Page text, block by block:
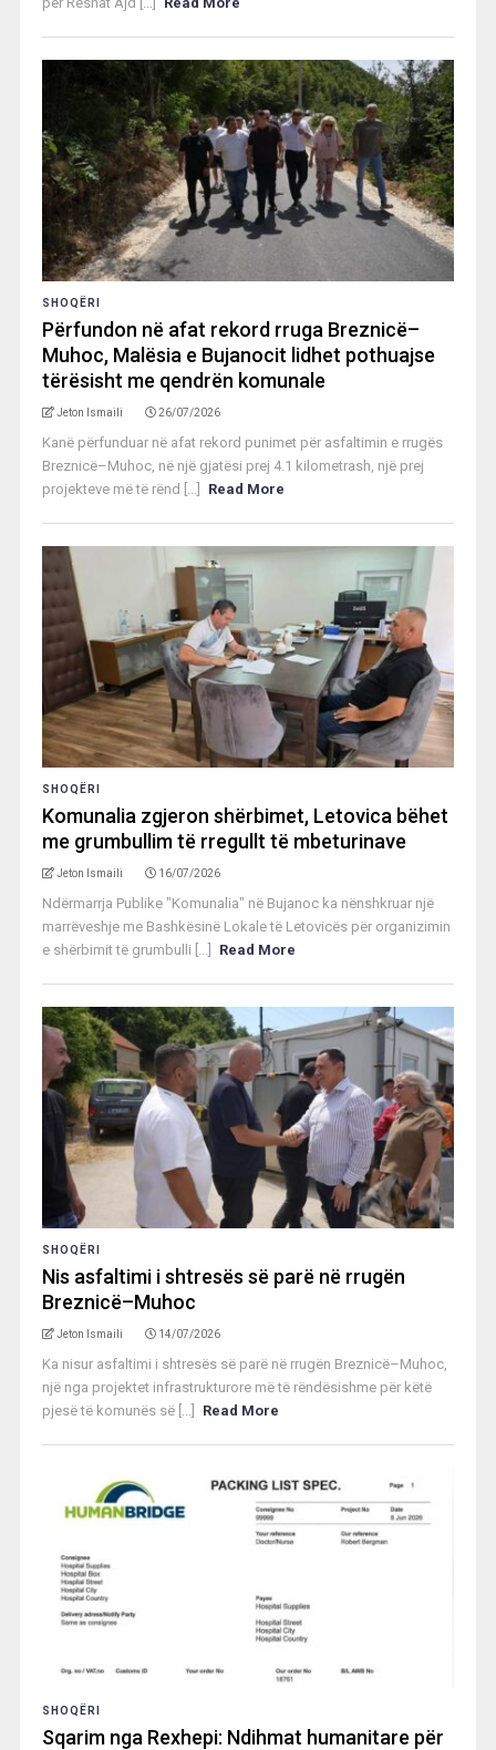
SHOQËRI
Përfundon në afat rekord rruga Breznicë–
Muhoc, Malësia e Bujanocit lidhet pothuajse
tërësisht me qendrën komunale
Jeton Ismaili 26/07/2026
Kanë përfunduar në afat rekord punimet për asfaltimin e rrugës
Breznicë–Muhoc, në një gjatësi prej 4.1 kilometrash, një prej
projekteve më të rënd [...]
Read More
SHOQËRI
Komunalia zgjeron shërbimet, Letovica bëhet
me grumbullim të rregullt të mbeturinave
Jeton Ismaili 16/07/2026
Ndërmarrja Publike "Komunalia" në Bujanoc ka nënshkruar një
marrëveshje me Bashkësinë Lokale të Letovicës për organizimin
e shërbimit të grumbulli [...]
Read More
SHOQËRI
Nis asfaltimi i shtresës së parë në rrugën
Breznicë–Muhoc
Jeton Ismaili 14/07/2026
Ka nisur asfaltimi i shtresës së parë në rrugën Breznicë–Muhoc,
një nga projektet infrastrukturore më të rëndësishme për këtë
pjesë të komunës së [...]
Read More
SHOQËRI
Sqarim nga Rexhepi: Ndihmat humanitare për